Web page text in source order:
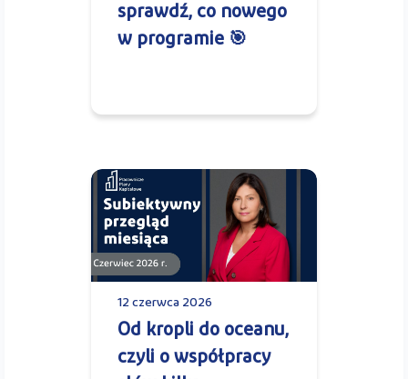
sprawdź, co nowego
w programie 🎯
12 czerwca 2026
Od kropli do oceanu,
czyli o współpracy